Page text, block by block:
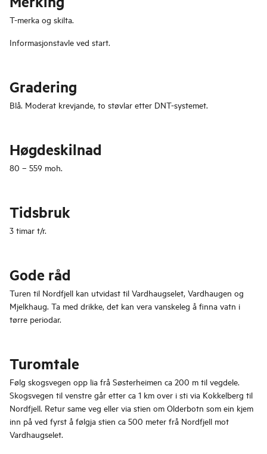
T-merka og skilta.
Informasjonstavle ved start.
Gradering
Blå. Moderat krevjande, to støvlar etter DNT-systemet.
Høgdeskilnad
80 – 559 moh.
Tidsbruk
3 timar t/r.
Gode råd
Turen til Nordfjell kan utvidast til Vardhaugselet, Vardhaugen og
Mjelkhaug. Ta med drikke, det kan vera vanskeleg å finna vatn i
tørre periodar.
Turomtale
Følg skogsvegen opp lia frå Søsterheimen ca 200 m til vegdele.
Skogsvegen til venstre går etter ca 1 km over i sti via Kokkelberg til
Nordfjell. Retur same veg eller via stien om Olderbotn som ein kjem
inn på ved fyrst å følgja stien ca 500 meter frå Nordfjell mot
Vardhaugselet.